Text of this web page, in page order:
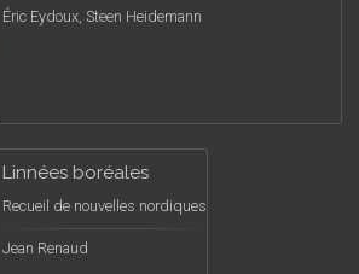
Éric Eydoux, Steen Heidemann
Linnées boréales
Recueil de nouvelles nordiques
Jean Renaud